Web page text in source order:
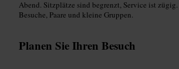
Abend. Sitzplätze sind begrenzt, Service ist
Besuche, Paare und kleine Gruppen.
Planen Sie Ihren Besuch